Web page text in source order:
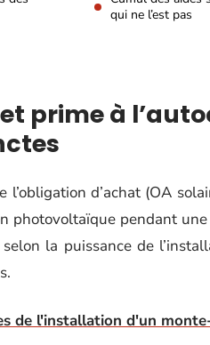
qui ne l’est pas
prime à
d’achat (OA
photovoltaïque pendant
la puissance de
de l'installation d'un